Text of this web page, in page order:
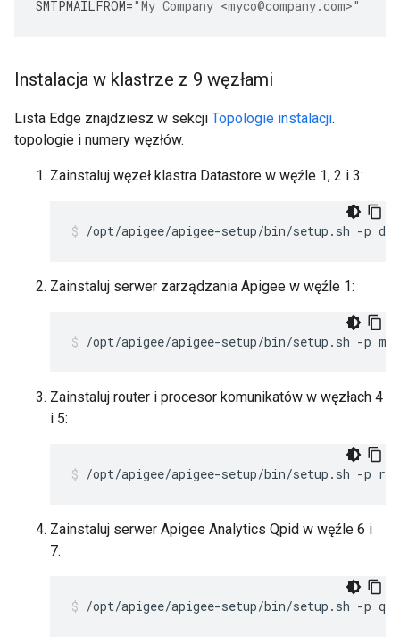
SMTPMAILFROM="My Company <myco@company.com>"
Instalacja w klastrze z 9 węzłami
Lista Edge znajdziesz w sekcji Topologie instalacji.
topologie i numery węzłów.
Zainstaluj węzeł klastra Datastore w węźle 1, 2 i 3:
/opt/apigee/apigee-setup/bin/setup.sh -p
Zainstaluj serwer zarządzania Apigee w węźle 1:
/opt/apigee/apigee-setup/bin/setup.sh -p
Zainstaluj router i procesor komunikatów w węzłach 4
i 5:
/opt/apigee/apigee-setup/bin/setup.sh -p
Zainstaluj serwer Apigee Analytics Qpid w węźle 6 i
7:
/opt/apigee/apigee-setup/bin/setup.sh -p